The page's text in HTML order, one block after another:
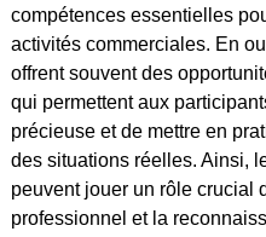
compétences essentielles
activités commerciales. En
offrent souvent des
qui permettent aux
précieuse et de mettre en
des situations réelles. Ainsi,
peuvent jouer un rôle crucial
professionnel et la